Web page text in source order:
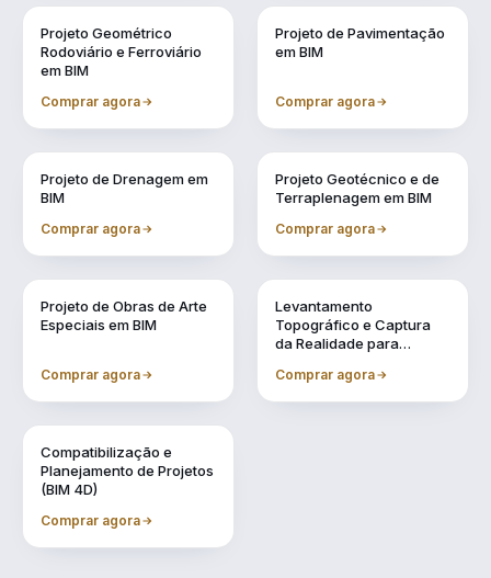
Projeto Geométrico
Rodoviário e Ferroviário
em BIM
Comprar agora
Projeto de Pavimentação
em BIM
Comprar agora
Projeto de Drenagem em
BIM
Comprar agora
Projeto Geotécnico e de
Terraplenagem em BIM
Comprar agora
Projeto de Obras de Arte
Especiais em BIM
Comprar agora
Levantamento
Topográfico e Captura
da Realidade para
Comprar agora
Compatibilização e
Planejamento de Projetos
(BIM 4D)
Comprar agora